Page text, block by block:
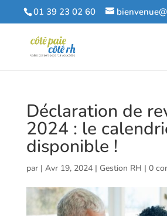
01 39 23 02 60
Déclaration de
2024 : le
disponible !
par | Avr 19, 2024| Gestion RH | 0